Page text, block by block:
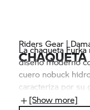
Riders Gear |
La chaqueta
diseño moderno
cuero nobuck
caracteriza por su
bolsillos
[Show more]